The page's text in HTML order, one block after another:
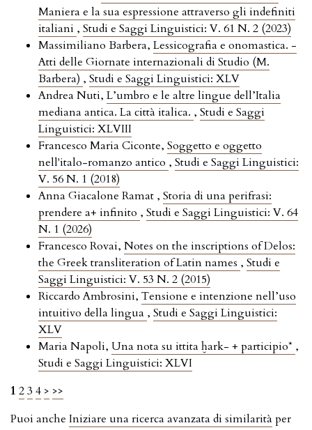
Maniera e la sua espressione attraverso gli indefiniti
italiani , Studi e Saggi Linguistici: V. 61 N. 2 (2023)
Massimiliano Barbera, Lessicografia e onomastica. -
Atti delle Giornate internazionali di Studio (M.
Barbera) , Studi e Saggi Linguistici: XLV
Andrea Nuti, L’umbro e le altre lingue dell’Italia
mediana antica. La città italica. , Studi e Saggi
Linguistici: XLVIII
Francesco Maria Ciconte, Soggetto e oggetto
nell'italo-romanzo antico , Studi e Saggi Linguistici:
V. 56 N. 1 (2018)
Anna Giacalone Ramat , Storia di una perifrasi:
prendere a+ infinito , Studi e Saggi Linguistici: V. 64
N. 1 (2026)
Francesco Rovai, Notes on the inscriptions of Delos:
the Greek transliteration of Latin names , Studi e
Saggi Linguistici: V. 53 N. 2 (2015)
Riccardo Ambrosini, Tensione e intenzione nell’uso
intuitivo della lingua , Studi e Saggi Linguistici:
XLV
Maria Napoli, Una nota su ittita ḫark- + participio* ,
Studi e Saggi Linguistici: XLVI
1 23 4 > >>
Puoi anche Iniziare una ricerca avanzata di similarità per